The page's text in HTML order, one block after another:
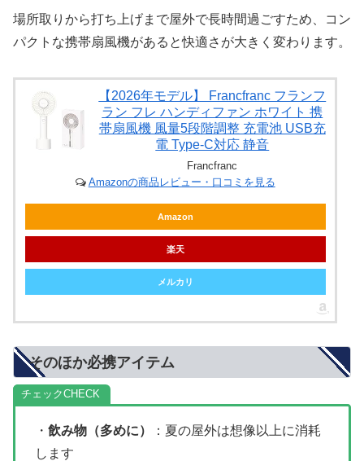
場所取りから打ち上げまで屋外で長時間過ごすため、コン
パクトな携帯扇風機があると快適さが大きく変わります。
【2026年モデル】 Francfranc フランフ
ラン フレ ハンディファン ホワイト 携
帯扇風機 風量5段階調整 充電池 USB充
電 Type-C対応 静音
Francfranc
Amazonの商品レビュー・口コミを見る
Amazon
楽天
メルカリ
そのほか必携アイテム
チェック
・ 飲み物（多めに）
：夏の屋外は想像以上に消耗
します